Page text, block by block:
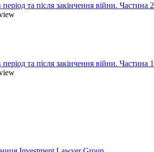
та після закінчення війни. Частина 2
та після закінчення війни. Частина 1